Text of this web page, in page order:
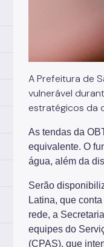
A Prefeitura de
vulnerável
estratégicos da
As tendas da
equivalente. O
água, além da
Serão
Latina, que
rede, a
equipes do
(CPAS), que